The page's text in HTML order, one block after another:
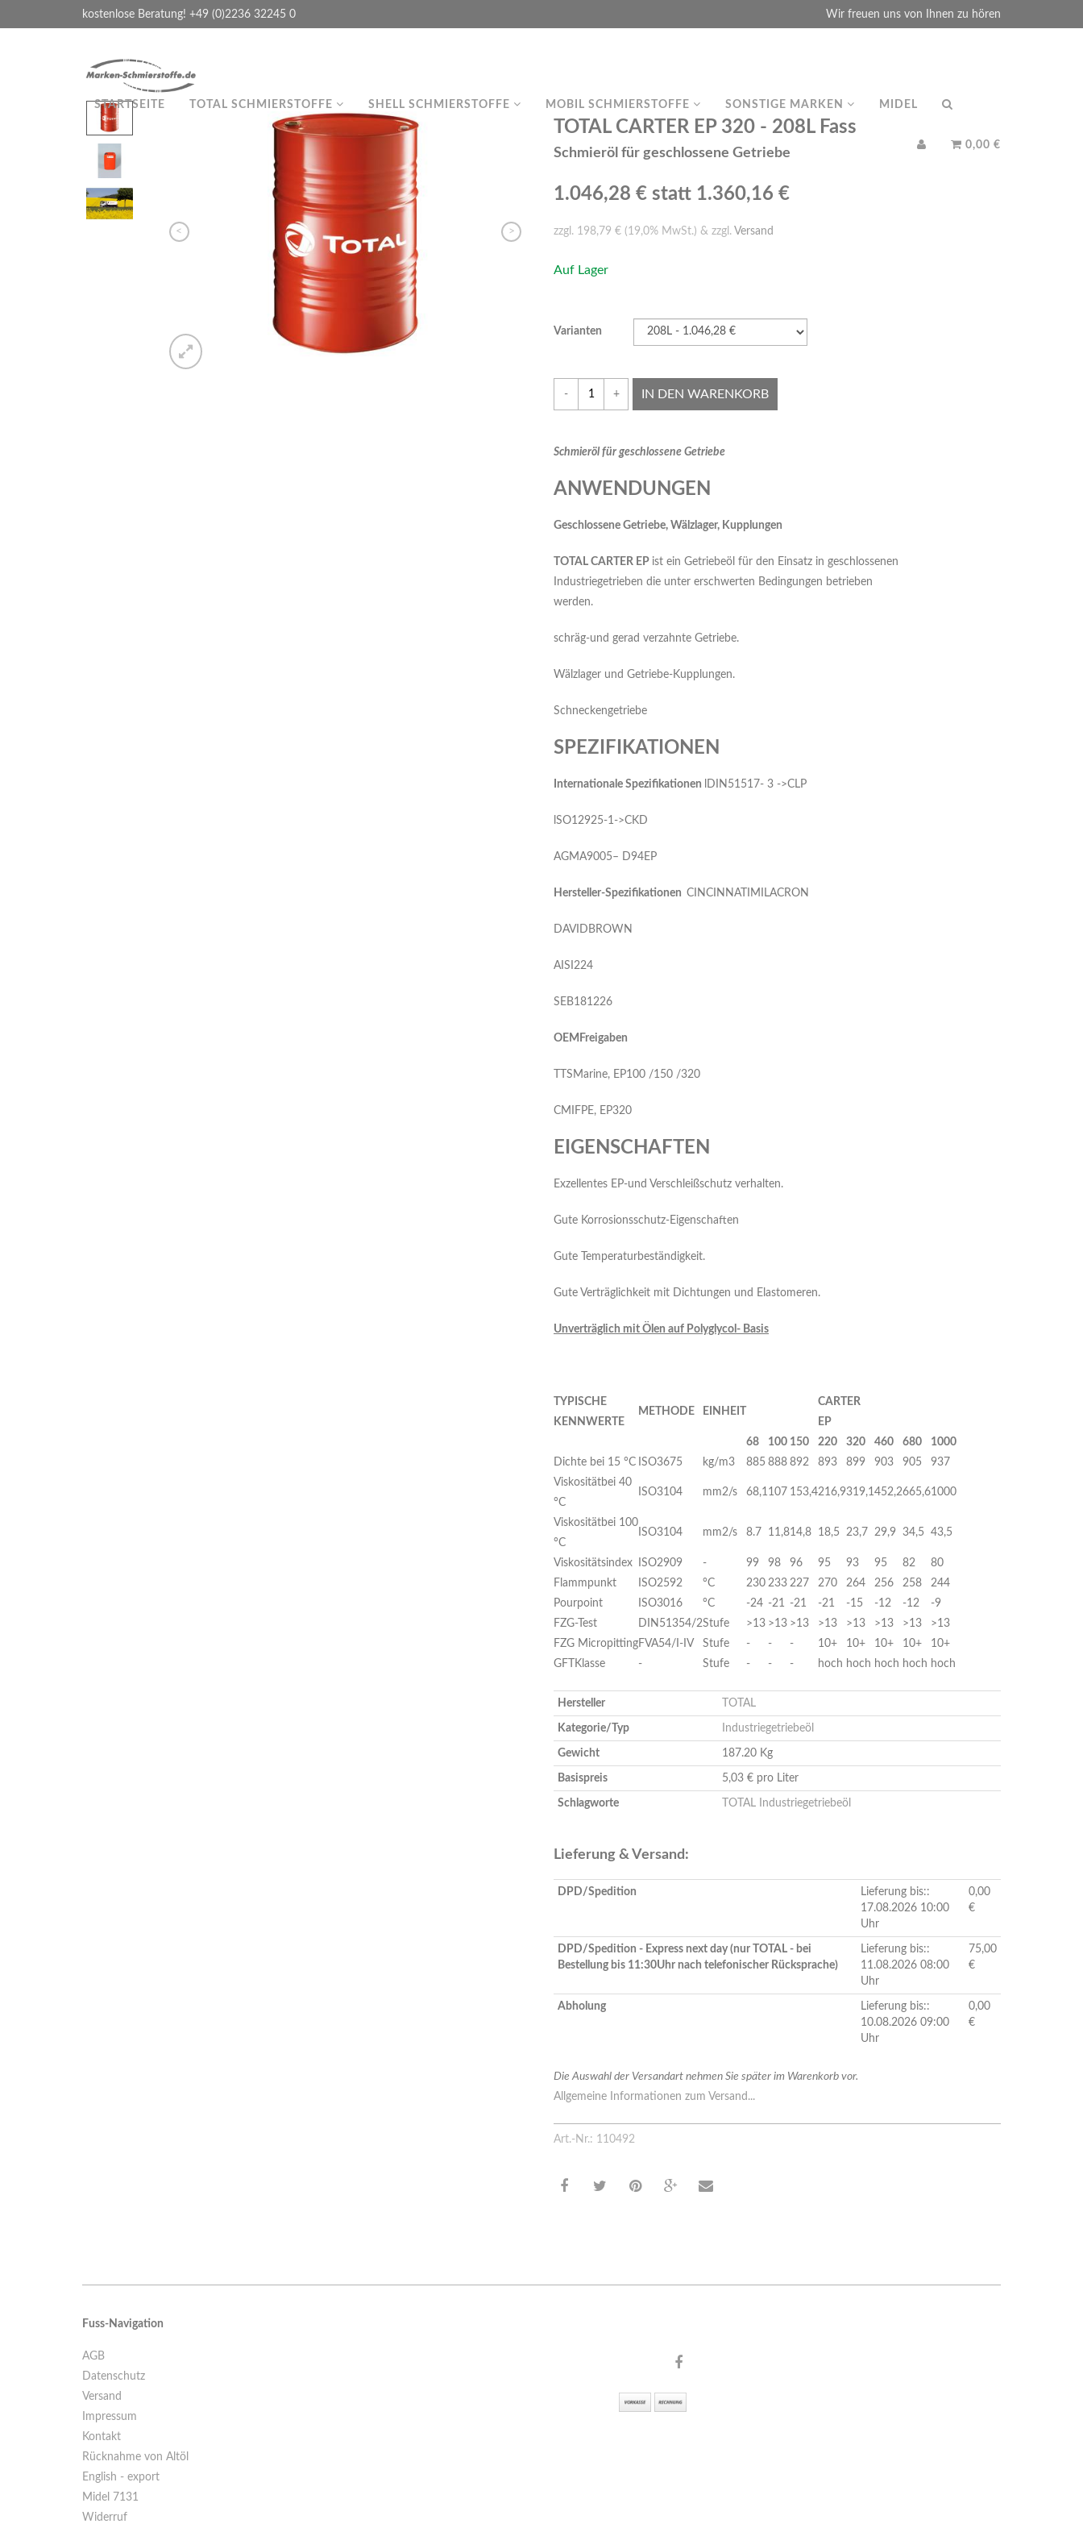
kostenlose Beratung! +49 (0)2236 32245 0 Wir freuen uns von Ihnen zu hören
STARTSEITE TOTAL SCHMIERSTOFFE SHELL SCHMIERSTOFFE MOBIL SCHMIERSTOFFE SONSTIGE MARKEN MIDEL
0,00 €
< >
TOTAL CARTER EP 320 - 208L Fass
Schmieröl für geschlossene Getriebe
1.046,28 € statt 1.360,16 €
zzgl. 198,79 € (19,0% MwSt.) & zzgl. Versand
Auf Lager
Varianten
- + IN DEN WARENKORB
Schmieröl für geschlossene Getriebe
ANWENDUNGEN
Geschlossene Getriebe, Wälzlager, Kupplungen
TOTAL CARTER EP ist ein Getriebeöl für den Einsatz in geschlossenen
Industriegetrieben die unter erschwerten Bedingungen betrieben
werden.
schräg-und gerad verzahnte Getriebe.
Wälzlager und Getriebe-Kupplungen.
Schneckengetriebe
SPEZIFIKATIONEN
nternationale Spezifikationen lDIN51517- 3 ->CLP
lSO12925-1->CKD
AGMA9005– D94EP
Herste ller-Spezifikationen CINCINNATIMILACRON
DAVIDBROWN
AISI224
SEB181226
O EMFreigaben
TTSMarine, EP100 /150 /320
CMIFPE, EP320
EIGENSCHAFTEN
Exzellentes EP-und Verschleißschutz verhalten.
Gute Korrosionsschutz-Eigenschaften
Gute Temperaturbeständigkeit.
Gute Verträglichkeit mit Dichtungen und Elastomeren.
Unverträglich mit Ölen auf Polyglycol- Basis
Y PISCHE
K ENNWERTE
M ETHODE EINHEIT
CA R TER
EP
68
100 150 220 320 460 680
1000
Dichte bei 15 °C ISO3675 kg/m3 885 888 892 893 899 903 905
937
Viskositätbei 40
°C
ISO3104 mm2/s 68,1107 153,4216,9319,1452,2665,61000
Viskositätbei 100
°C
ISO3104 mm2/s 8.7 11,814,8 18,5 23,7 29,9 34,5 43,5
Viskositätsindex ISO2909 - 99 98 96 95 93 95 82
80
Flammpunkt
ISO2592 °C 230 233 227 270 264 256 258
244
Pourpoint
ISO3016 °C -24 -21 -21 -21 -15 -12 -12
-9
FZG-Test
DIN51354/2Stufe >13 >13 >13 >13 >13 >13 >13
>13
FZG MicropittingFVA54/I-IV Stufe - - - 10+ 10+ 10+ 10+
10+
GFTKlasse
- Stufe - - - hoch hoch hoch hoch hoch
Hersteller TOTAL
Kategorie/Typ Industriegetriebeöl
Gewicht 187.20 Kg
Basispreis 5,03 € pro Liter
Schlagworte TOTAL Industriegetriebeöl
Lieferung & Versand:
DPD/Spedition
Lieferung bis::
17.08.2026 10:00
Uhr
0,00
€
DPD/Spedition - Express next day (nur TOTAL - bei
Bestellung bis 11:30Uhr nach telefonischer Rücksprache)
Lieferung bis::
11.08.2026 08:00
Uhr
75,00
€
Abholung
Lieferung bis::
10.08.2026 09:00
Uhr
0,00
€
Die Auswahl der Versandart nehmen Sie später im Warenkorb vor.
Allgemeine Informationen zum Versand...
Art.-Nr.: 110492
Fuss-Navigation
AGB
Datenschutz
Versand
Impressum
Kontakt
Rücknahme von Altöl
English - export
Midel 7131
Widerruf